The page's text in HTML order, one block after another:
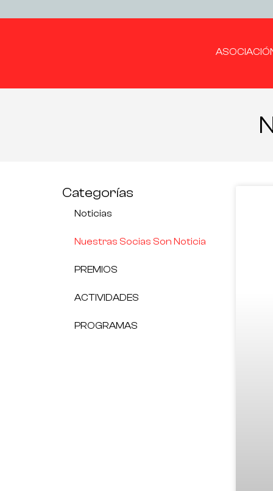
Categorías
Noticias
Nuestras Socias Son Noticia
PREMIOS
ACTIVIDADES
PROGRAMAS